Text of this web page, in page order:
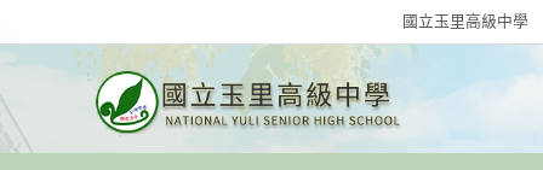
國立玉里高級中學